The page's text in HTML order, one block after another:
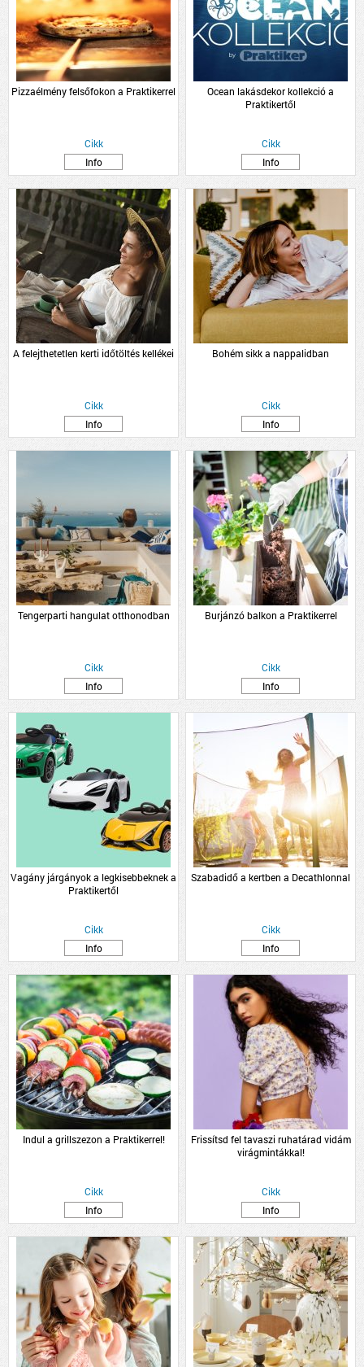
Pizzaélmény felsőfokon a Praktikerrel
Cikk
Info
Ocean lakásdekor kollekció a
Praktikertől
Cikk
Info
A felejthetetlen kerti időtöltés kellékei
Cikk
Info
Bohém sikk a nappalidban
Cikk
Info
Tengerparti hangulat otthonodban
Cikk
Info
Burjánzó balkon a Praktikerrel
Cikk
Info
Vagány járgányok a legkisebbeknek a
Praktikertől
Cikk
Info
Szabadidő a kertben a Decathlonnal
Cikk
Info
Indul a grillszezon a Praktikerrel!
Cikk
Info
Frissítsd fel tavaszi ruhatárad vidám
virágmintákkal!
Cikk
Info